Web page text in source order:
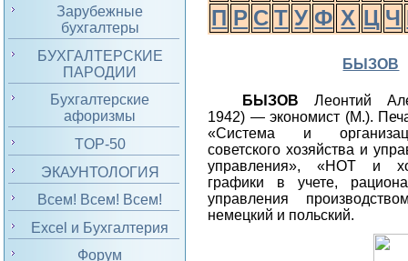
Зарубежные
бухгалтеры
БУХГАЛТЕРСКИЕ
ПАРОДИИ
Бухгалтерские
афоризмы
TOP-50
ЭКАУНТОЛОГИЯ
Всем! Всем! Всем!
Excel и Бухгалтерия
Форум
П Р С Т У Ф Х Ц Ч
БЫЗОВ
БЫЗОВ Леонтий
1942) — экономист (М.).
«Система и
советского хозяйства и
управления», «НОТ и
графики в учете,
управления
немецкий и польский.